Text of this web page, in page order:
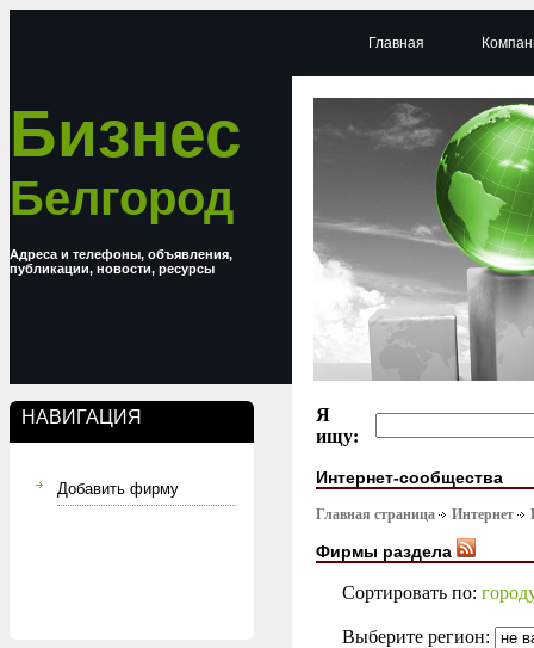
Бизнес
Белгород
Адреса и телефоны, объявления,
публикации, новости, ресурсы
НАВИГАЦИЯ
Добавить фирму
Главная
Я
ищу:
Интернет-сообщества
Главная страница Интернет
Фирмы раздела
Сортировать по:
Выберите регион: